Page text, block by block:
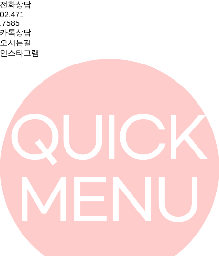
전화상담
02.471
.7585
카톡상담
오시는길
인스타그램